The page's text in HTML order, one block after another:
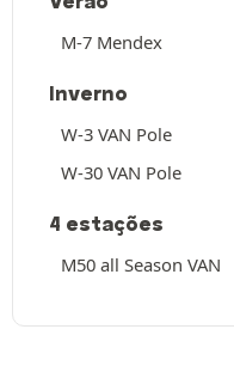
M-7 Mendex
Inverno
W-3 VAN Pole
W-30 VAN Pole
4 estações
M50 all Season VAN